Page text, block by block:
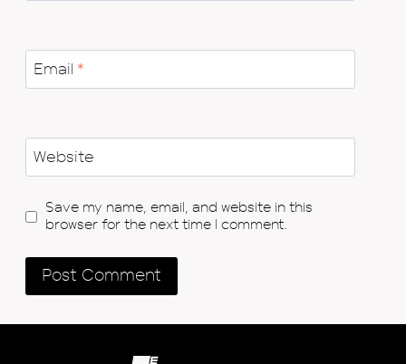
Email *
Website
Save my name, email, and website in this
browser for the next time I comment.